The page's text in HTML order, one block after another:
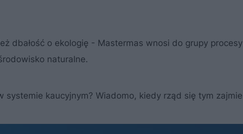
dbałość o ekologię - Mastermas wnosi do grupy procesy
naturalne.
systemie kaucyjnym? Wiadomo, kiedy rząd się tym zajmie